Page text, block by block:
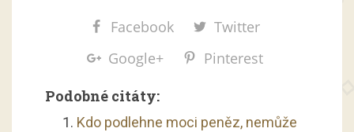
Facebook
Twitter
Google+
Pinterest
Podobné citáty:
Kdo podlehne moci peněz, nemůže